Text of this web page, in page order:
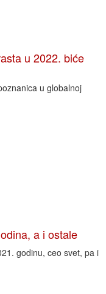
u 2022. biće
u globalnoj
a i ostale
godinu, ceo svet, pa i